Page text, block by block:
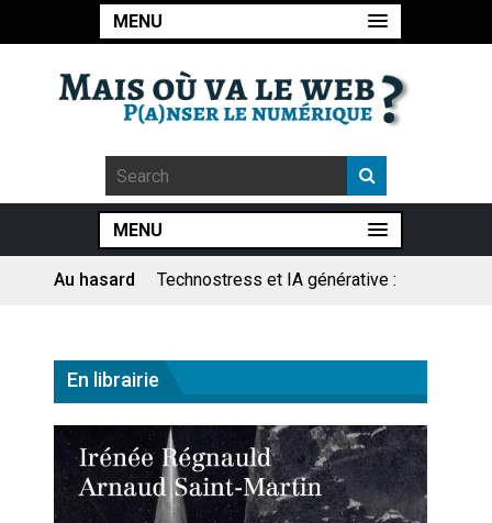
MENU
MENU
Au hasard
Technostress et IA générative :
prévoient la fin de l’emploi « à
cause » de l’IA se plantent-
Le consultant : une lecture
sociologique
Artemis II : objectif nul
En librairie